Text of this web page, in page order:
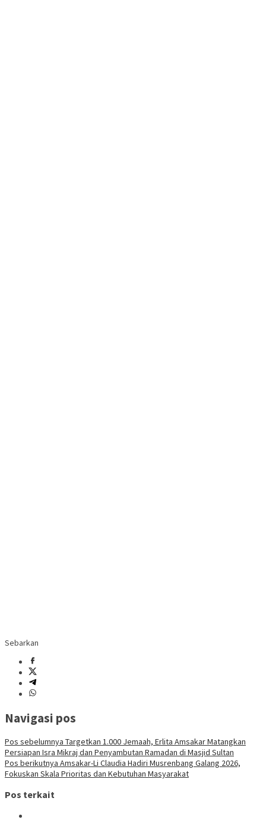
Sebarkan
Navigasi pos
Pos sebelumnya Targetkan 1.000 Jemaah, Erlita Amsakar Matangkan
Persiapan Isra Mikraj dan Penyambutan Ramadan di Masjid Sultan
Pos berikutnya Amsakar-Li Claudia Hadiri Musrenbang Galang 2026,
Fokuskan Skala Prioritas dan Kebutuhan Masyarakat
Pos terkait